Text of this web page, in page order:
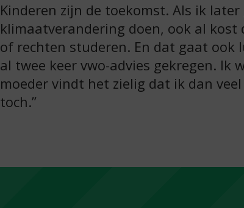
Kinderen zijn de toekomst. Als ik
klimaatverandering doen, ook al kost
of rechten studeren. En dat gaat ook
al twee keer vwo-advies gekregen. Ik
moeder vindt het zielig dat ik dan
toch.”